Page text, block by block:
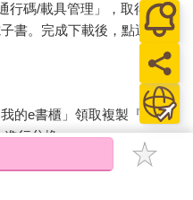
行碼/載具管理」，取得通行
書。完成下載後，點選任一
的e書櫃」領取複製『兌換
進行兌換。
的電子書僅能以金石堂專屬